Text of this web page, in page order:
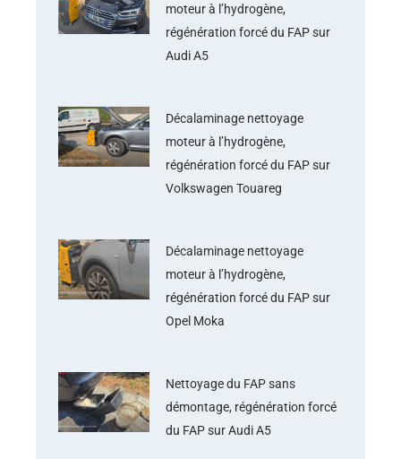
moteur à l’hydrogène,
régénération forcé du FAP sur
Audi A5
Décalaminage nettoyage
moteur à l’hydrogène,
régénération forcé du FAP sur
Volkswagen Touareg
Décalaminage nettoyage
moteur à l’hydrogène,
régénération forcé du FAP sur
Opel Moka
Nettoyage du FAP sans
démontage, régénération forcé
du FAP sur Audi A5